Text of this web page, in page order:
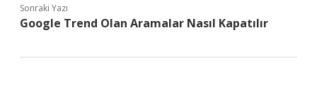
Sonraki Yazı
Google Trend Olan Aramalar Nasıl Kapatılır